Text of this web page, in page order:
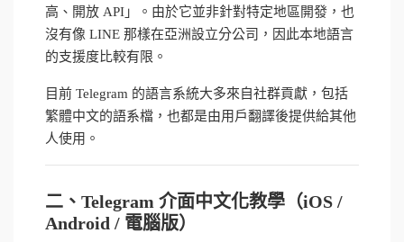
高、開放 API」。由於它並非針對特定地區開發，也
沒有像 LINE 那樣在亞洲設立分公司，因此本地語言
的支援度比較有限。
目前 Telegram 的語言系統大多來自社群貢獻，包括
繁體中文的語系檔，也都是由用戶翻譯後提供給其他
人使用。
二、Telegram 介面中文化教學（iOS /
Android / 電腦版）